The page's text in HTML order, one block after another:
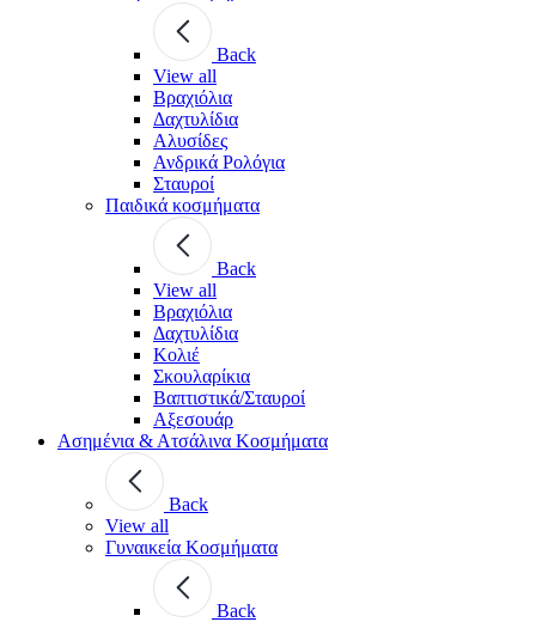
Back
View all
Βραχιόλια
Δαχτυλίδια
Αλυσίδες
Ανδρικά Ρολόγια
Σταυροί
Παιδικά κοσμήματα
Back
View all
Βραχιόλια
Δαχτυλίδια
Κολιέ
Σκουλαρίκια
Βαπτιστικά/Σταυροί
Αξεσουάρ
Ασημένια & Ατσάλινα Κοσμήματα
Back
View all
Γυναικεία Κοσμήματα
Back